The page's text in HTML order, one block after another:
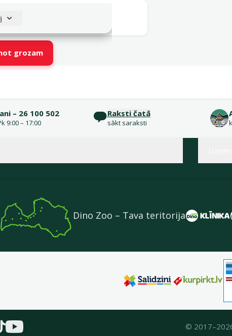
grozam
– 26 100 502
9:00 – 17:00
Raksti čatā
sākt saraksti
Dino Zoo – Tava teritorija
©